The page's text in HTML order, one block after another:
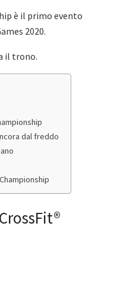
è il primo evento
2020.
il trono.
dal freddo